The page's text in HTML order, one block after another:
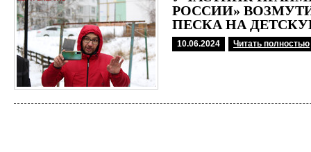
РОССИИ»
ПЕСКА НА
10.06.2024 Читать полностью